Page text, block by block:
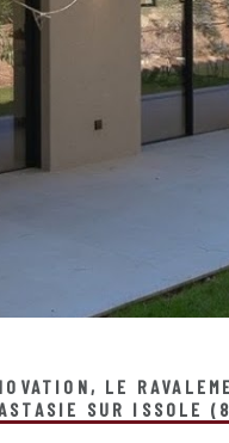
LE
SUR ISSOLE